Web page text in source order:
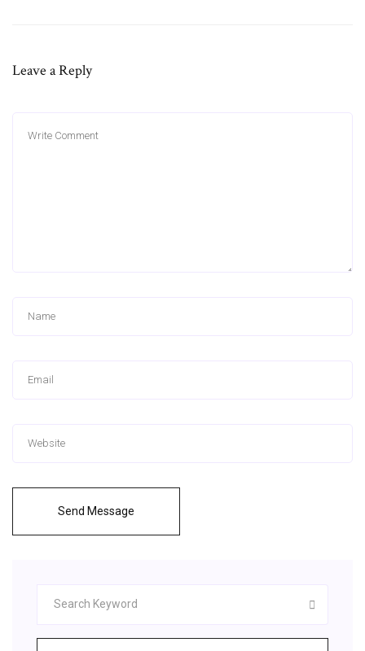
Leave a Reply
Send Message